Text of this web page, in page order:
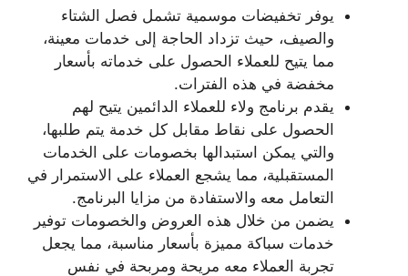
يوفر تخفيضات موسمية تشمل فصل الشتاء
والصيف، حيث تزداد الحاجة إلى خدمات معينة،
مما يتيح للعملاء الحصول على خدماته بأسعار
مخفضة في هذه الفترات.
يقدم برنامج ولاء للعملاء الدائمين يتيح لهم
الحصول على نقاط مقابل كل خدمة يتم طلبها،
والتي يمكن استبدالها بخصومات على الخدمات
المستقبلية، مما يشجع العملاء على الاستمرار في
التعامل معه والاستفادة من مزايا البرنامج.
يضمن من خلال هذه العروض والخصومات توفير
خدمات سباكة مميزة بأسعار مناسبة، مما يجعل
تجربة العملاء معه مريحة ومربحة في نفس